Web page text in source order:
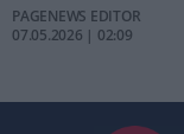
PAGENEWS EDITOR
07.05.2026 | 02:09